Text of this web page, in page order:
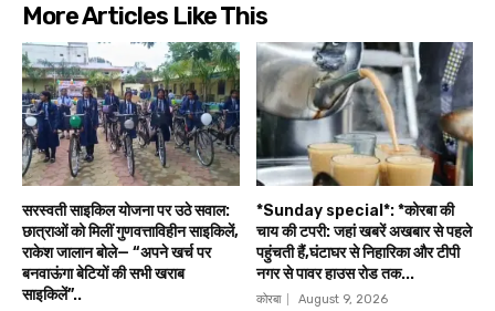
More Articles Like This
सरस्वती साइकिल योजना पर उठे सवाल:
छात्राओं को मिलीं गुणवत्ताविहीन साइकिलें,
राकेश जालान बोले— “अपने खर्च पर
बनवाऊंगा बेटियों की सभी खराब
साइकिलें”..
*Sunday special*: *कोरबा की
चाय की टपरी: जहां खबरें अखबार से पहले
पहुंचती हैं,घंटाघर से निहारिका और टीपी
नगर से पावर हाउस रोड तक...
कोरबा August 9, 2026